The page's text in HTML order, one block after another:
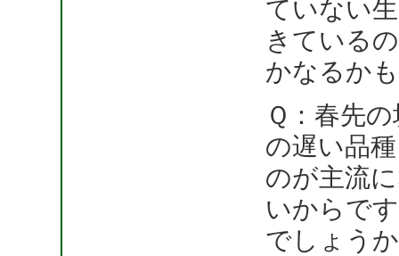
ていない
きている
かなるか
Ｑ：春先
の遅い品
のが主流
いからで
でしょう